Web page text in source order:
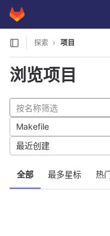
Skip to content
GitLab
探索 项目
浏览项目
全部 最多星标 热
Makefile
最近创建